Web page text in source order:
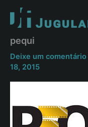
conteúdo
pequi
Deixe um comentário
18, 2015